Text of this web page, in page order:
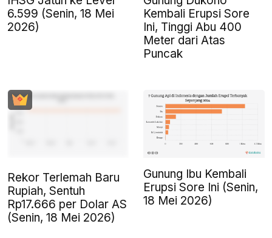
6.599 (Senin, 18 Mei
2026)
Kembali Erupsi Sore
Ini, Tinggi Abu 400
Meter dari Atas
Puncak
Rekor Terlemah Baru
Rupiah, Sentuh
Rp17.666 per Dolar AS
(Senin, 18 Mei 2026)
Gunung Ibu Kembali
Erupsi Sore Ini (Senin,
18 Mei 2026)